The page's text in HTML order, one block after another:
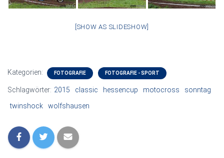
[SHOW AS SLIDESHOW]
Kategorien: FOTOGRAFIE FOTOGRAFIE - SPORT
Schlagwörter: 2015 classic hessencup motocross
sonntag
twinshock
wolfshausen